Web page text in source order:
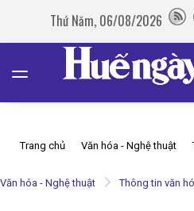
Thứ Năm, 06/08/2026
Trang chủ Văn hóa - Nghệ thuật
Văn hóa - Nghệ thuật Thông tin văn